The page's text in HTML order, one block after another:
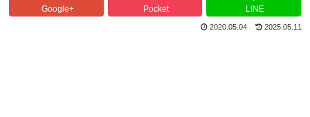
Google+ Pocket LINE
2020.05.04 2025.05.11